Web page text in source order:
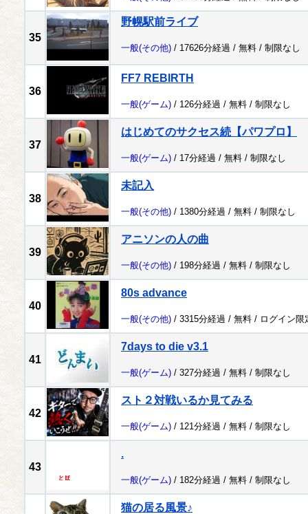
35
野幌駅前ライブ
一般(その他) / 17626分経過 / 無料 / 制限なし
36
FF7 REBIRTH
一般(ゲーム) / 126分経過 / 無料 / 制限なし
37
はじめてのサクセス続【パワプロ】
一般(ゲーム) / 17分経過 / 無料 / 制限なし
38
未記入
一般(その他) / 1380分経過 / 無料 / 制限なし
39
アニソンの人の曲
一般(その他) / 198分経過 / 無料 / 制限なし
40
80s advance
一般(その他) / 3315分経過 / 無料 / ログイン限
41
7days to die v3.1
一般(ゲーム) / 327分経過 / 無料 / 制限なし
42
スト２対戦いるか見てみる
一般(ゲーム) / 121分経過 / 無料 / 制限なし
43
.
一般(ゲーム) / 182分経過 / 無料 / 制限なし
猫の居る風景♪